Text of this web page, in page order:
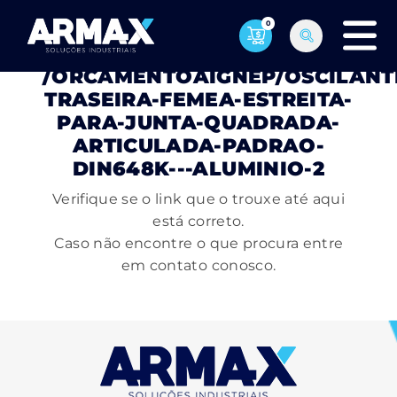
0
PÁGINA NÃO ENCONTRADA
/ORCAMENTOAIGNEP/
TRASEIRA-FEMEA-ESTREITA-
PARA-JUNTA-QUADRADA-
ARTICULADA-PADRAO-
DIN648K---ALUMINIO-2
Verifique se o link que o trouxe até aqui
está correto.
Caso não encontre o que procura entre
em contato conosco.